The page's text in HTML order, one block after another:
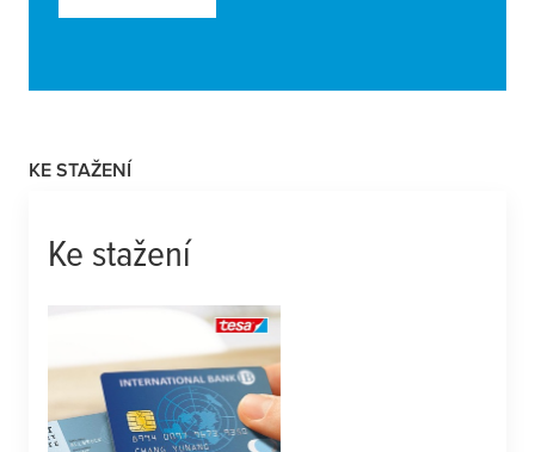
KE STAŽENÍ
Ke stažení